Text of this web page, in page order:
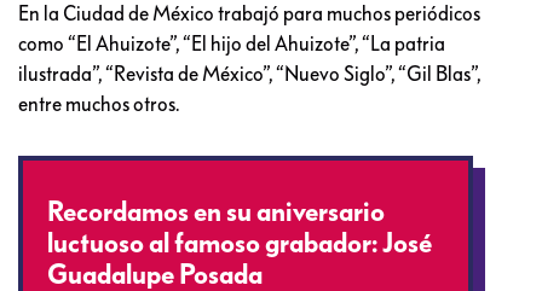
En la Ciudad de México trabajó para muchos periódicos
como “El Ahuizote”, “El hijo del Ahuizote”, “La patria
ilustrada”, “Revista de México”, “Nuevo Siglo”, “Gil Blas”,
entre muchos otros.
Recordamos en su aniversario
luctuoso al famoso grabador: José
Guadalupe Posada